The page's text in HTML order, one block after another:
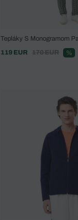
Tepláky S Monogramom
119 EUR
170 EUR %